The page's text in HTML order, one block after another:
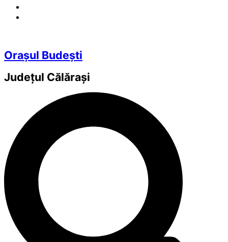
Orașul Budești
Județul Călărași